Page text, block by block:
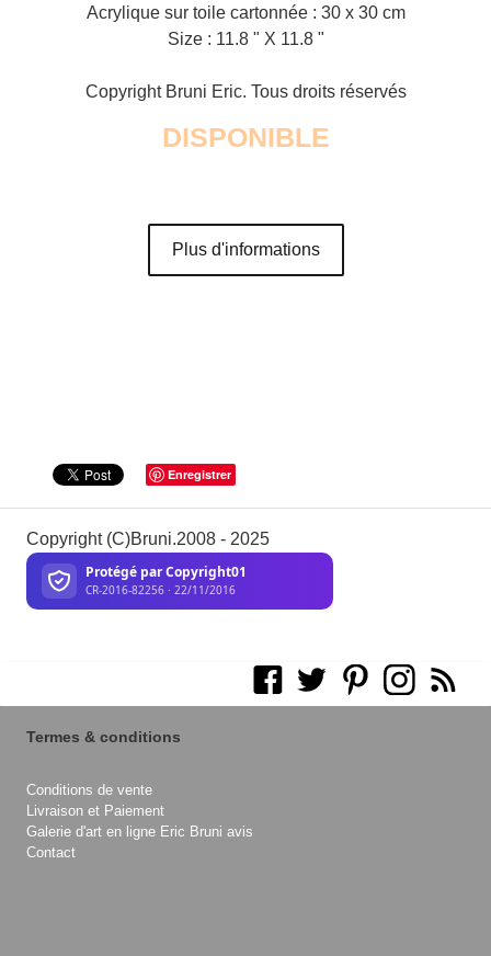
Acrylique sur toile cartonnée : 30 x 30 cm
Size : 11.8 " X 11.8 "
Copyright Bruni Eric. Tous droits réservés
DISPONIBLE
Plus d'informations
Enregistrer
Copyright (C)Bruni.2008 - 2025
Termes & conditions
Conditions de vente
Livraison et Paiement
Galerie d'art en ligne Eric Bruni avis
Contact